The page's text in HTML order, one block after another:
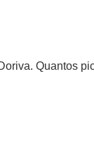
Quantos